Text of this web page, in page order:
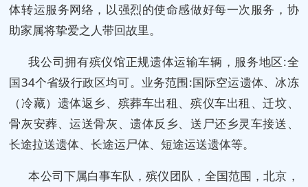
体转运服务网络，以强烈的使命感做好每一次服务，协
助家属将挚爱之人带回故里。
我公司拥有殡仪馆正规遗体运输车辆，服务地区:全
国34个省级行政区均可。业务范围:国际空运遗体、冰冻
（冷藏）遗体返乡、殡葬车出租、殡仪车出租、迁坟、
骨灰安葬、运送骨灰、遗体反乡、送尸还乡灵车接送、
长途拉送遗体、长途运尸体、短途运送遗体等。
本公司下属白事车队，殡仪团队，全国范围，北京，